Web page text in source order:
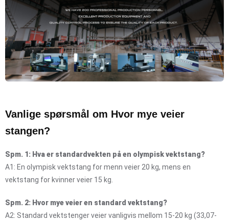
Vanlige spørsmål om Hvor mye veier
stangen?
Spm. 1: Hva er standardvekten på en olympisk vektstang?
A1: En olympisk vektstang for menn veier 20 kg, mens en
vektstang for kvinner veier 15 kg.
Spm. 2: Hvor mye veier en standard vektstang?
A2: Standard vektstenger veier vanligvis mellom 15-20 kg (33,07-